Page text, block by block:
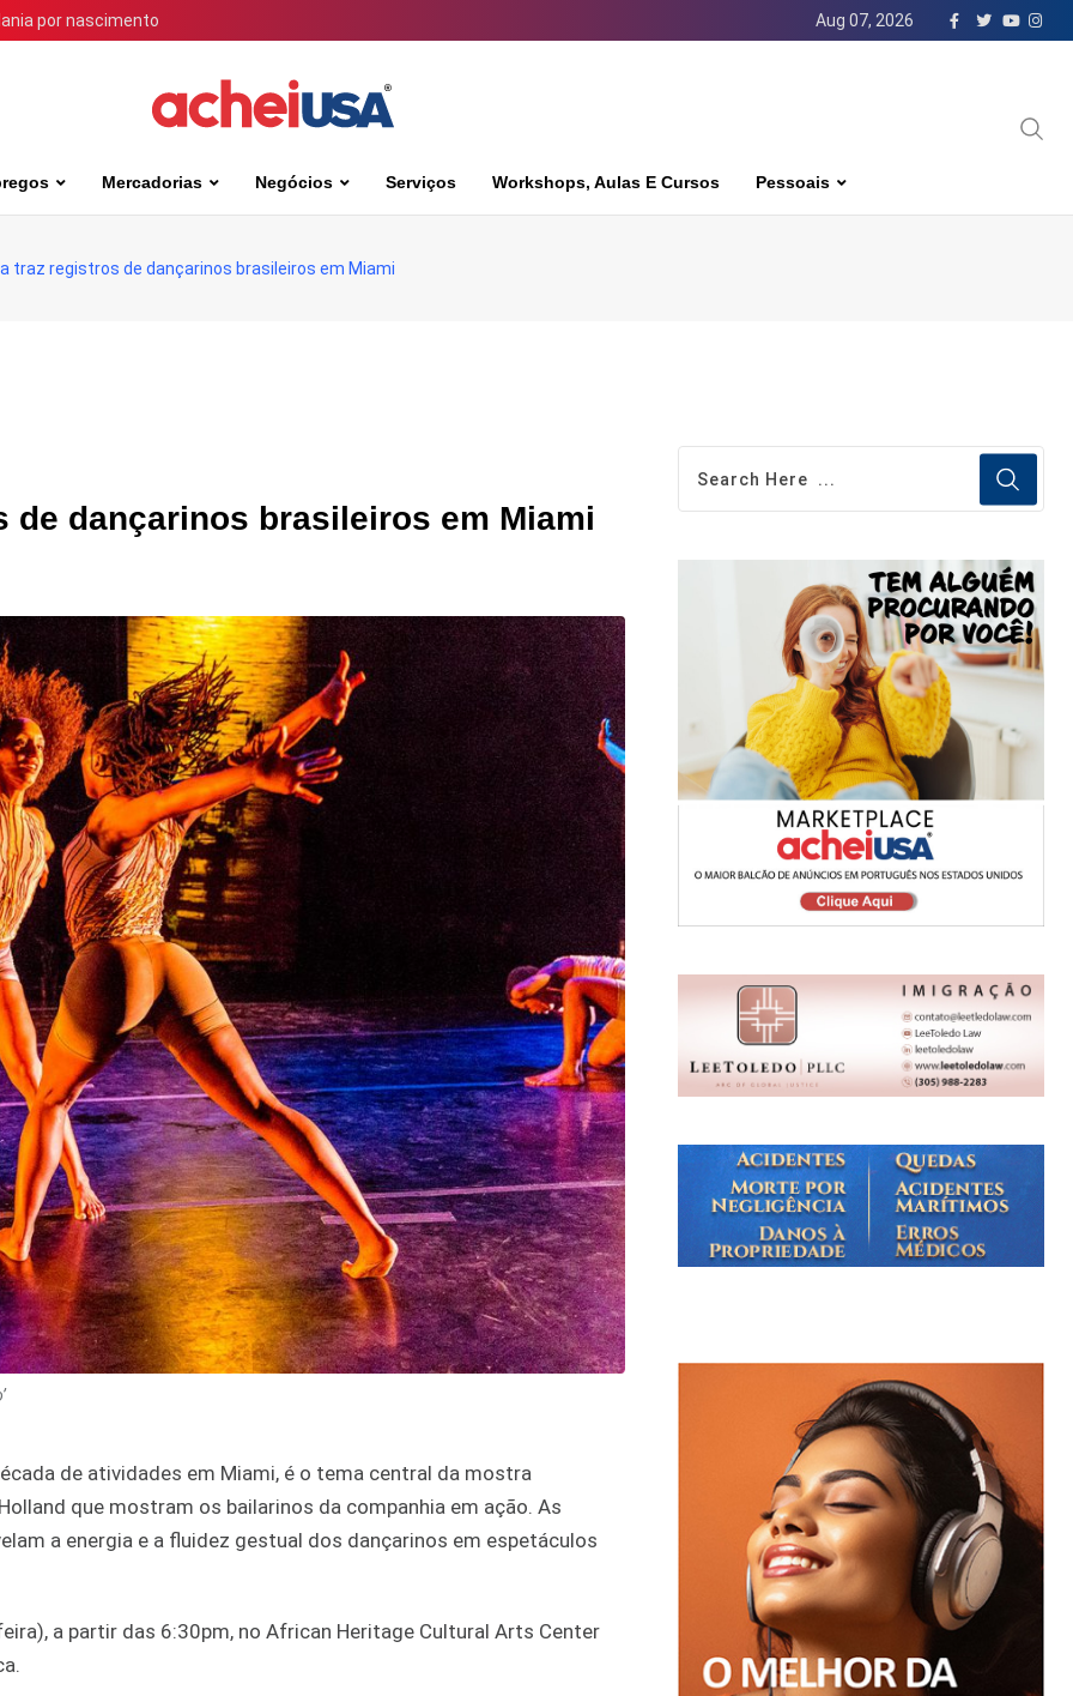
por nascimento Aug 07, 2026
Mercadorias Negócios Serviços Workshops, Aulas E Cursos Pessoais
traz registros de dançarinos brasileiros em Miami
dançarinos brasileiros em Miami
de atividades em Miami, é o tema central da mostra
que mostram os bailarinos da companhia em ação. As
a energia e a fluidez gestual dos dançarinos em espetáculos
a partir das 6:30pm, no African Heritage Cultural Arts Center